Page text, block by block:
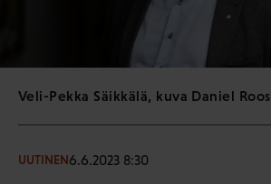
Veli-Pekka Säikkälä, kuva Daniel Roos
UUTINEN6.6.2023 8:30